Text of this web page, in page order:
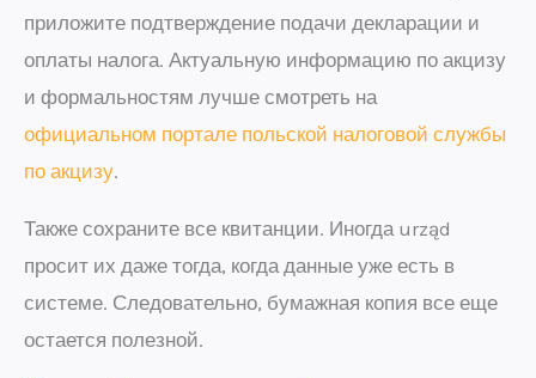
приложите подтверждение подачи декларации и
оплаты налога. Актуальную информацию по акцизу
и формальностям лучше смотреть на
официальном портале польской налоговой службы
по акцизу.
Также сохраните все квитанции. Иногда urząd
просит их даже тогда, когда данные уже есть в
системе. Следовательно, бумажная копия все еще
остается полезной.